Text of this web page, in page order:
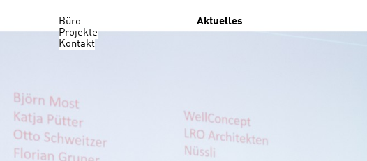
Büro
Projekte
Kontakt
Aktuelles